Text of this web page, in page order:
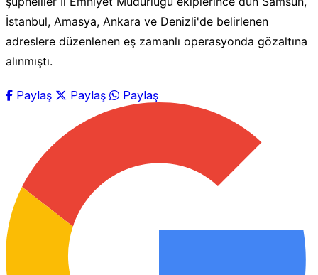
İstanbul, Amasya, Ankara ve Denizli'de belirlenen
adreslere düzenlenen eş zamanlı operasyonda gözaltına
alınmıştı.
Paylaş Paylaş Paylaş